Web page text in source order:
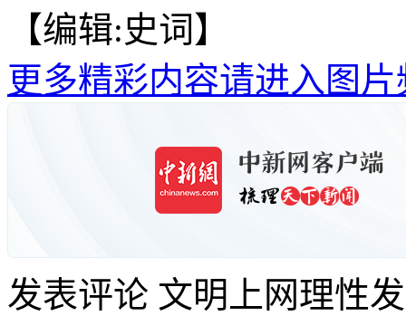
【编辑:史词】
更多精彩内容请进入图片
发表评论 文明上网理性